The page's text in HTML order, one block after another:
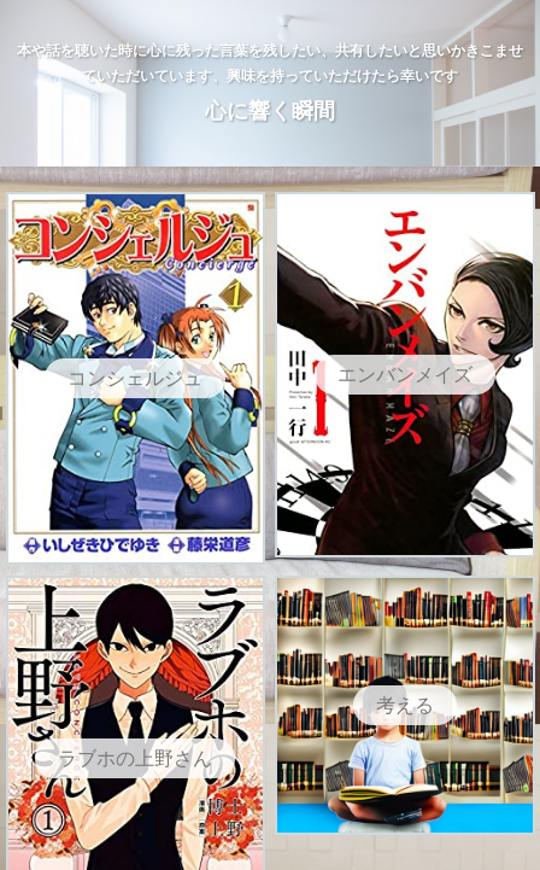
本や話を聴いた時に心に残った言葉を残したい、共有したいと思いかきこませ
ていただいています、興味を持っていただけたら幸いです
心に響く瞬間
コンシェルジュ エンバンメイズ
ラブホの上野さん
考える